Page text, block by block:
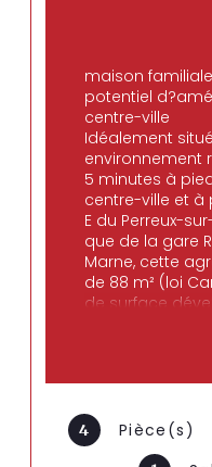
4 Pièce(s)
maison
potentiel
centre-ville
Idéalement
environnement
5 minutes à
centre-ville et à
E du Perreux-
que de la gare
Marne, cette
de 88 m² (loi
de surface